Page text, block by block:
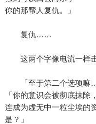
你的那帮人复仇。」
复仇……
这两个字像电流一样击
「至于第二个选项嘛
「你的意识会被彻底抹除，
连成为虚无中一粒尘埃的
是？」